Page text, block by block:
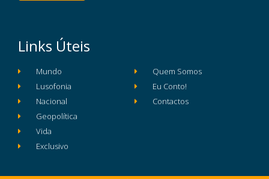
Links Úteis
Mundo
Lusofonia
Nacional
Geopolítica
Vida
Exclusivo
Quem Somos
Eu Conto!
Contactos